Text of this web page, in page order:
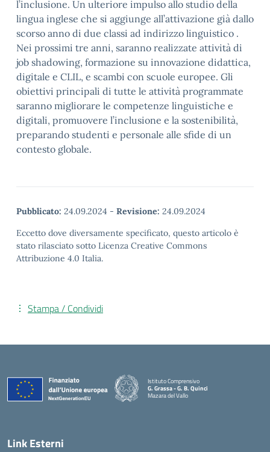
l’inclusione. Un ulteriore impulso allo studio della
lingua inglese che si aggiunge all’attivazione già dallo
scorso anno di due classi ad indirizzo linguistico .
Nei prossimi tre anni, saranno realizzate attività di
job shadowing, formazione su innovazione didattica,
digitale e CLIL, e scambi con scuole europee. Gli
obiettivi principali di tutte le attività programmate
saranno migliorare le competenze linguistiche e
digitali, promuovere l’inclusione e la sostenibilità,
preparando studenti e personale alle sfide di un
contesto globale.
Pubblicato: 24.09.2024 - Revisione: 24.09.2024
Eccetto dove diversamente specificato, questo articolo è
stato rilasciato sotto Licenza Creative Commons
Attribuzione 4.0 Italia.
Stampa / Condividi
Istituto Comprensivo
G. Grassa - G. B. Quinci
Mazara del Vallo
Link Esterni